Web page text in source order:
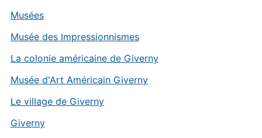
Musées
Musée des Impressionnismes
La colonie américaine de Giverny
Musée d'Art Américain Giverny
Le village de Giverny
Giverny